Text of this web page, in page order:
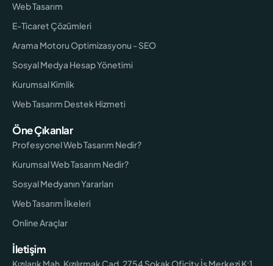
Web Tasarım
E-Ticaret Çözümleri
Arama Motoru Optimizasyonu - SEO
Sosyal Medya Hesap Yönetimi
Kurumsal Kimlik
Web Tasarım Destek Hizmeti
Öne Çıkanlar
Profesyonel Web Tasarım Nedir?
Kurumsal Web Tasarım Nedir?
Sosyal Medyanın Yararları
Web Tasarım İlkeleri
Online Araçlar
İletişim
Kızılarık Mah. Kızılırmak Cad. 2754 Sokak Oficity İş Merkezi K:1